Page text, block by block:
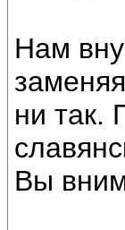
Нам
ни так.
Вы